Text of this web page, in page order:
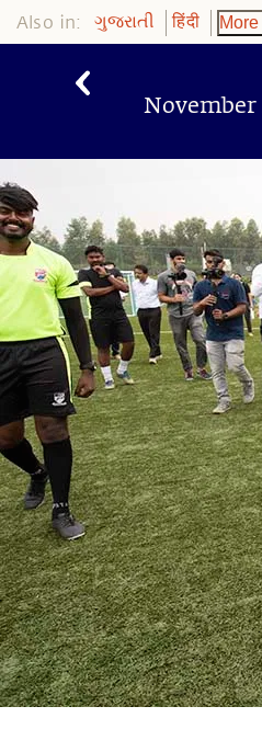
Also in: ગુજરાતી हिंदी More
November